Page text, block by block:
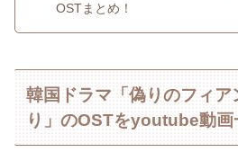
OSTまとめ！
韓国ドラマ「偽りのフィア
り」のOSTをyoutube動画